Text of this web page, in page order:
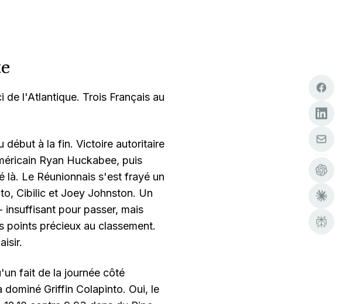
de l'Atlantique. Trois Français au
début à la fin. Victoire autoritaire
Ryan Huckabee, puis
là. Le Réunionnais s'est frayé un
Cibilic et Joey Johnston. Un
pour passer, mais
points précieux au classement.
fait de la journée côté
Griffin Colapinto. Oui, le